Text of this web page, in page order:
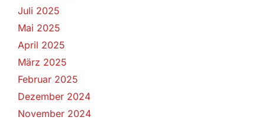
Juli 2025
Mai 2025
April 2025
März 2025
Februar 2025
Dezember 2024
November 2024